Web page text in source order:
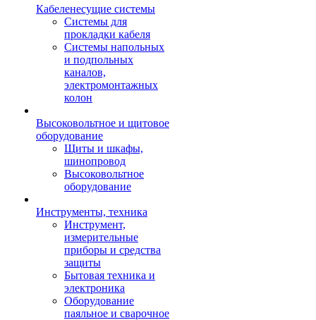
Кабеленесущие системы
Системы для
прокладки кабеля
Системы напольных
и подпольных
каналов,
электромонтажных
колон
Высоковольтное и щитовое
оборудование
Щиты и шкафы,
шинопровод
Высоковольтное
оборудование
Инструменты, техника
Инструмент,
измерительные
приборы и средства
защиты
Бытовая техника и
электроника
Оборудование
паяльное и сварочное